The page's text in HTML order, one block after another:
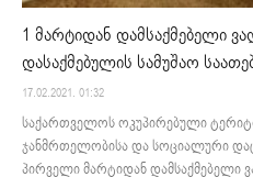
1 მარტიდან დამსაქმებელი
დასაქმებულის სამუშაო
17.02.2021. 01:32
საქართველოს ოკუპირებული
ჯანმრთელობისა და სოციალური
პირველი მარტიდან დამსაქმებელი